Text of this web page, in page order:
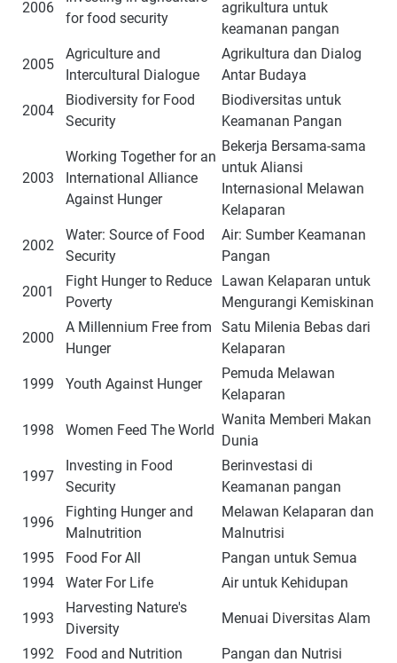
2006
for food security
agrikultura untuk
keamanan pangan
2005
Agriculture and
Intercultural Dialogue
Agrikultura dan Dialog
Antar Budaya
2004
Biodiversity for Food
Security
Biodiversitas untuk
Keamanan Pangan
2003
Working Together for an
International Alliance
Against Hunger
Bekerja Bersama-sama
untuk Aliansi
Internasional Melawan
Kelaparan
2002
Water: Source of Food
Security
Air: Sumber Keamanan
Pangan
2001
Fight Hunger to Reduce
Poverty
Lawan Kelaparan untuk
Mengurangi Kemiskinan
2000
A Millennium Free from
Hunger
Satu Milenia Bebas dari
Kelaparan
1999 Youth Against Hunger
Pemuda Melawan
Kelaparan
1998 Women Feed The World
Wanita Memberi Makan
Dunia
1997
Investing in Food
Security
Berinvestasi di
Keamanan pangan
1996
Fighting Hunger and
Malnutrition
Melawan Kelaparan dan
Malnutrisi
1995
Food For All
Pangan untuk Semua
1994
Water For Life Air untuk Kehidupan
1993
Harvesting Nature's
Diversity
Menuai Diversitas Alam
1992 Food and Nutrition Pangan dan Nutrisi